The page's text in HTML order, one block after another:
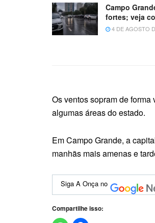
Campo
fortes; veja
4 DE AGOSTO
Os ventos sopram de
algumas áreas do estado.
Em Campo Grande, a
manhãs mais amenas e
Siga A Onça no
Compartilhe isso: